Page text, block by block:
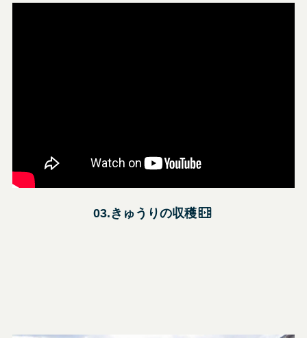
03.きゅうりの収穫